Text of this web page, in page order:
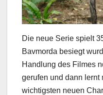
Die neue Serie spielt
Bavmorda besiegt
Handlung des Filmes
gerufen und dann lernt
wichtigsten neuen